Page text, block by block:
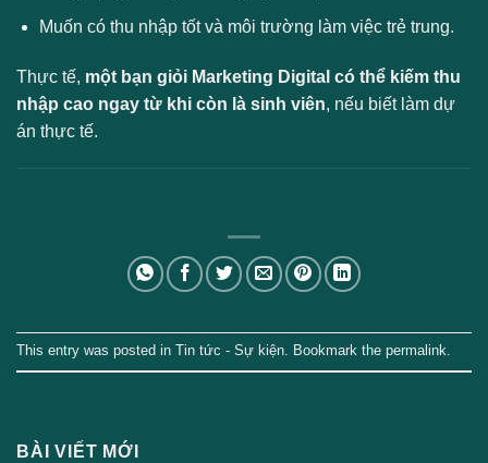
BÀI VIẾT MỚI
Muốn có thu nhập tốt và môi trường làm việc trẻ trung.
Thực tế, một bạn giỏi Marketing Digital có thể kiếm thu
nhập cao ngay từ khi còn là sinh viên, nếu biết làm dự
án thực tế.
This entry was posted in Tin tức - Sự kiện. Bookmark the permalink.